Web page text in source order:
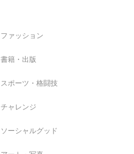
ファッション
書籍・出版
スポーツ・格闘技
チャレンジ
ソーシャルグッド